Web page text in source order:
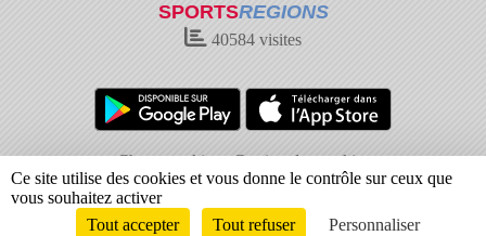
SPORTSREGIONS
40584 visites
Charte cookies
Gestion des cookies
Informations légales
Signaler un contenu inapproprié
Envie de participer ? Connexion
Ce site utilise des cookies et vous donne le contrôle sur ceux que
vous souhaitez activer
Tout accepter
Tout refuser Personnaliser